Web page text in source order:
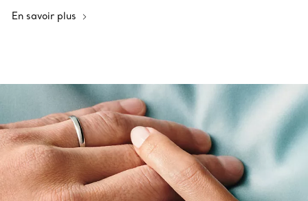
En savoir plus